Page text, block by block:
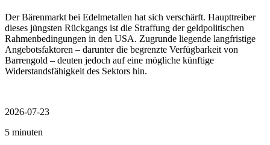
Der Bärenmarkt bei Edelmetallen hat sich verschärft. Haupttreiber
dieses jüngsten Rückgangs ist die Straffung der geldpolitischen
Rahmenbedingungen in den USA. Zugrunde liegende langfristige
Angebotsfaktoren – darunter die begrenzte Verfügbarkeit von
Barrengold – deuten jedoch auf eine mögliche künftige
Widerstandsfähigkeit des Sektors hin.
2026-07-23
5 minuten